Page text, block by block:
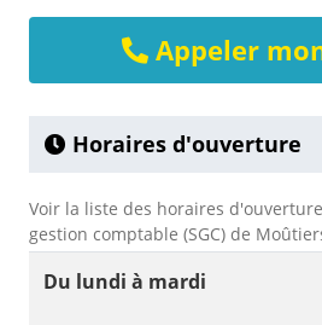
Appeler
Horaires d'ouverture
Voir la liste des horaires
gestion comptable (SGC) de
Du lundi à mardi